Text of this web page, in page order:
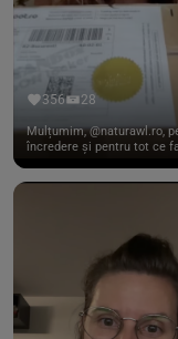
356 28
Mulțumim, @naturawl.ro,
încredere și pentru tot ce